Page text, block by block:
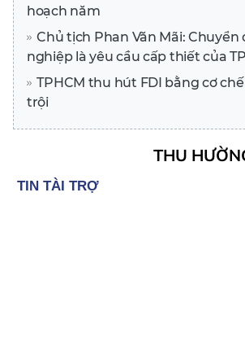
hoạch năm
Chủ tịch Phan Văn Mãi: Chuyển
nghiệp là yêu cầu cấp thiết của
TPHCM thu hút FDI bằng cơ
trội
THU